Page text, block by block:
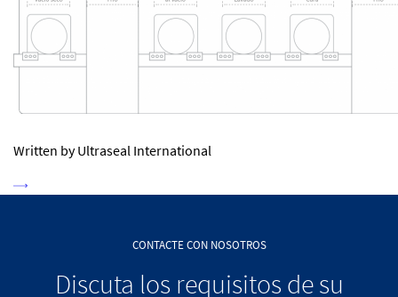
Written by Ultraseal International
CONTACTE CON NOSOTROS
Discuta los requisitos de su